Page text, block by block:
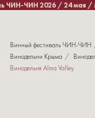
ЧИН-ЧИН 2026 / 24 мая /
Винный фестиваль ЧИН-ЧИН
Винодельни Крыма /
Винодельня Alma Valley